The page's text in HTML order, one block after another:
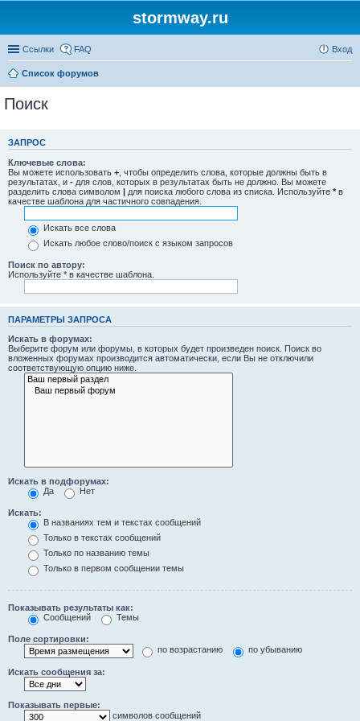
stormway.ru
Ссылки FAQ Вход
Список форумов
Поиск
ЗАПРОС
Ключевые слова:
Вы можете использовать + , чтобы определить слова, которые должны быть в
результатах, и - для слов, которых в результатах быть не должно. Вы можете
разделить слова символом | для поиска любого слова из списка. Используйте * в
качестве шаблона для частичного совпадения.
Искать все слова
Искать любое слово/поиск с языком запросов
Поиск по автору:
Используйте * в качестве шаблона.
ПАРАМЕТРЫ ЗАПРОСА
Искать в форумах:
Выберите форум или форумы, в которых будет произведен поиск. Поиск во
вложенных форумах производится автоматически, если Вы не отключили
соответствующую опцию ниже.
Искать в подфорумах:
Да
Нет
Искать:
В названиях тем и текстах сообщений
Только в текстах сообщений
Только по названию темы
Только в первом сообщении темы
Показывать результаты как:
Сообщений
Темы
Поле сортировки:
по возрастанию
по убыванию
Искать сообщения за:
Показывать первые:
символов сообщений